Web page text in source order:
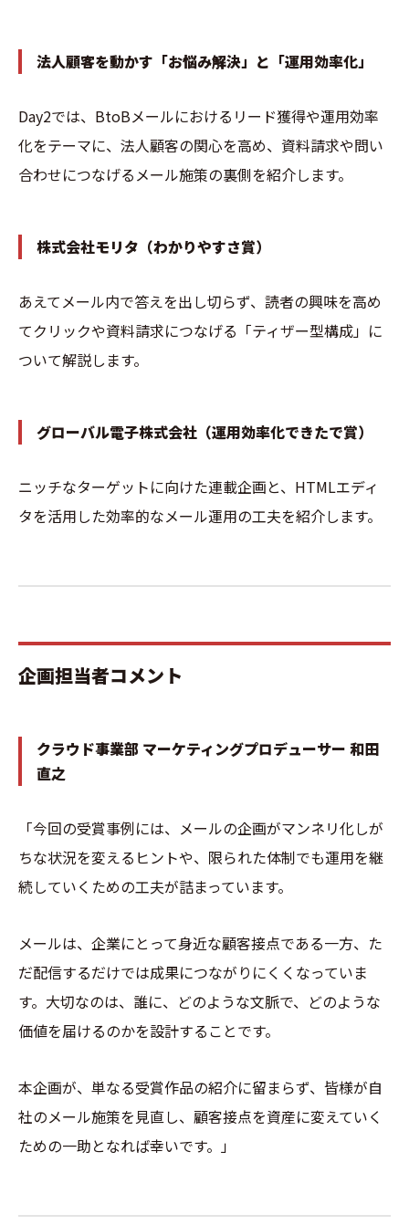
法人顧客を動かす「お悩み解決」と「運用効率化」
Day2では、BtoBメールにおけるリード獲得や運用効率
化をテーマに、法人顧客の関心を高め、資料請求や問い
合わせにつなげるメール施策の裏側を紹介します。
株式会社モリタ（わかりやすさ賞）
あえてメール内で答えを出し切らず、読者の興味を高め
てクリックや資料請求につなげる「ティザー型構成」に
ついて解説します。
グローバル電子株式会社（運用効率化できたで賞）
ニッチなターゲットに向けた連載企画と、HTMLエディ
タを活用した効率的なメール運用の工夫を紹介します。
企画担当者コメント
クラウド事業部 マーケティングプロデューサー 和田
直之
「今回の受賞事例には、メールの企画がマンネリ化しが
ちな状況を変えるヒントや、限られた体制でも運用を継
続していくための工夫が詰まっています。
メールは、企業にとって身近な顧客接点である一方、た
だ配信するだけでは成果につながりにくくなっていま
す。大切なのは、誰に、どのような文脈で、どのような
価値を届けるのかを設計することです。
本企画が、単なる受賞作品の紹介に留まらず、皆様が自
社のメール施策を見直し、顧客接点を資産に変えていく
ための一助となれば幸いです。」